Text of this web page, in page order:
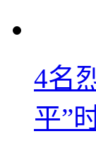
4名
平”